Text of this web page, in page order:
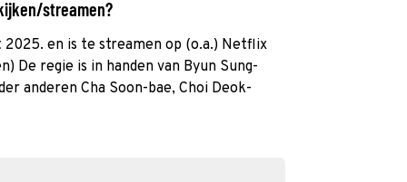
streamen?
en is te streamen op (o.a.) Netflix
De regie is in handen van Byun Sung-
anderen Cha Soon-bae, Choi Deok-